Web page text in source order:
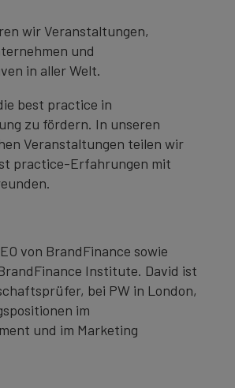
wir Veranstaltungen,
und
in aller Welt.
best practice in
zu fördern. In unseren
Veranstaltungen teilen wir
practice-Erfahrungen mit
von BrandFinance sowie
Institute. David ist
bei PW in London,
im
und im Marketing